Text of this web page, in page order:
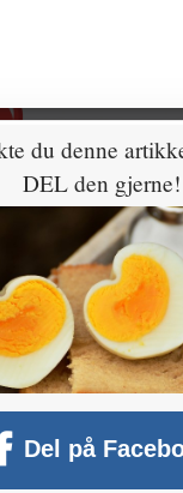
du denne
DEL den gjerne!
Del på